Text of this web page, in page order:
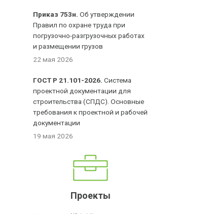
Приказ 753н. Об утверждении
Правил по охране труда при
погрузочно-разгрузочных работах
и размещении грузов
22 мая 2026
ГОСТ Р 21.101-2026. Система
проектной документации для
строительства (СПДС). Основные
требования к проектной и рабочей
документации
19 мая 2026
Проекты